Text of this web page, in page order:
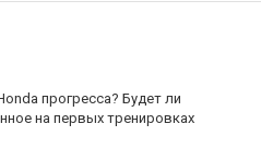
прогресса? Будет ли
на первых тренировках